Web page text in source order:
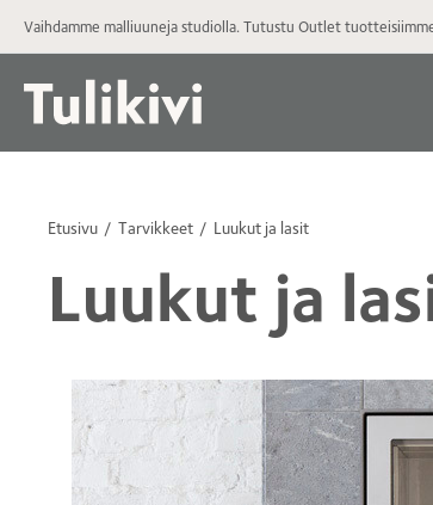
Vaihdamme malliuuneja studiolla. Tutustu Outlet
Etusivu Tarvikkeet Luukut ja lasit
Luukut ja